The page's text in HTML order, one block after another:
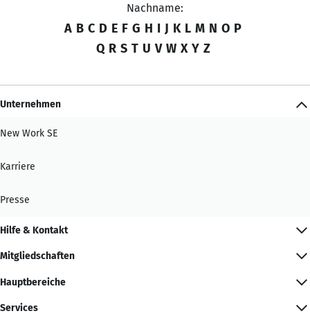
Nachname:
A B C D E F G H I J K L M N O P
Q R S T U V W X Y Z
Unternehmen
New Work SE
Karriere
Presse
Hilfe & Kontakt
Mitgliedschaften
Hauptbereiche
Services